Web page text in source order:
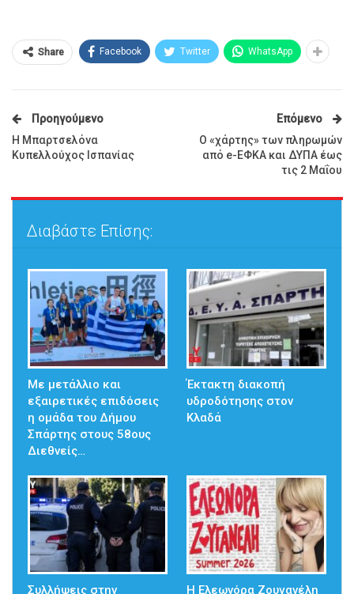
Share Facebook Twitter WhatsApp
Προηγούμενο
Η Μπαρτσελόνα
Κυπελλούχος Ισπανίας
Επόμενο
Ο «χάρτης» των πληρωμών
από e-ΕΦΚΑ και ΔΥΠΑ έως
τις 2 Μαΐου
Διαβάστε Επίσης:
Με μετάλλιο και
εξαιρετικές επιδόσεις
η ομάδα του Δήμου
Σπάρτης στους 58ους
Διεθνείς…
Έκτακτη διακοπή
υδροδότησης στον
Κλαδά
Συλλήψεις στην Η Ελεωνόρα Ζουγανέλη